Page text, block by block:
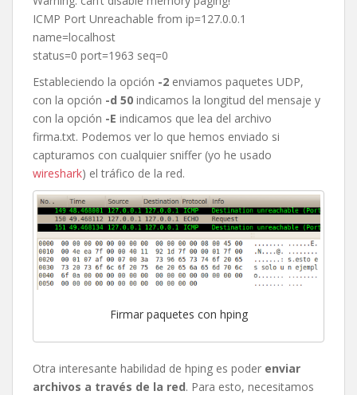
ICMP Port Unreachable from ip=127.0.0.1
name=localhost
status=0 port=1963 seq=0
Estableciendo la opción -2 enviamos paquetes UDP,
con la opción -d 50 indicamos la longitud del mensaje y
con la opción -E indicamos que lea del archivo
firma.txt. Podemos ver lo que hemos enviado si
capturamos con cualquier sniffer (yo he usado
wireshark) el tráfico de la red.
Firmar paquetes con hping
Otra interesante habilidad de hping es poder enviar
archivos a través de la red. Para esto, necesitamos